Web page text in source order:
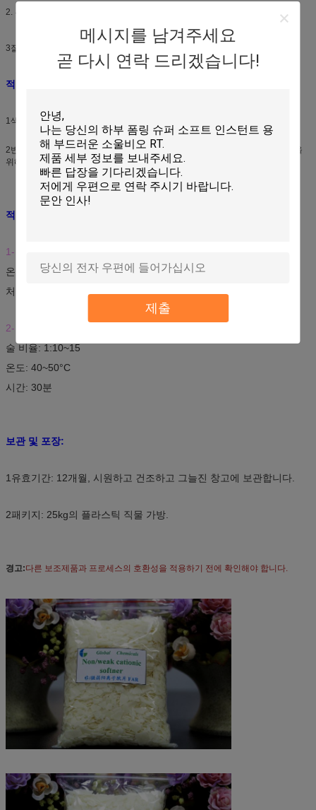
메시지를 남겨주세요
곧 다시 연락 드리겠습니다!
제출
2. 부드럽고 부드럽고 낮은 노란색과 함께 천에 전체 손잡이를 부여.
3잘 소금 저항, 알칼리 저항 및 애니온 저항.
적용 분야:
1색조와 흰색에 대한 높은 요구 사항이 필요한 직물에 적합합니다.
2반 정적 마무리 및 인쇄 된 천과 가죽 천의 펄핑을 돕기 위해 좋은 수분 유해성을
위해 적용됩니다.
적용:
1- 포스팅:
온도: 30~40°C
처리 과정: 1개의 펌프와 1개의 패드 또는 2개의 펌프와 2개의 패드
2- 담수:
술 비율: 1:10~15
온도: 40~50°C
시간: 30분
보관 및 포장:
1유효기간: 12개월, 시원하고 건조하고 그늘진 창고에 보관합니다.
2패키지: 25kg의 플라스틱 직물 가방.
경고:다른 보조제품과 프로세스의 호환성을 적용하기 전에 확인해야 합니다.